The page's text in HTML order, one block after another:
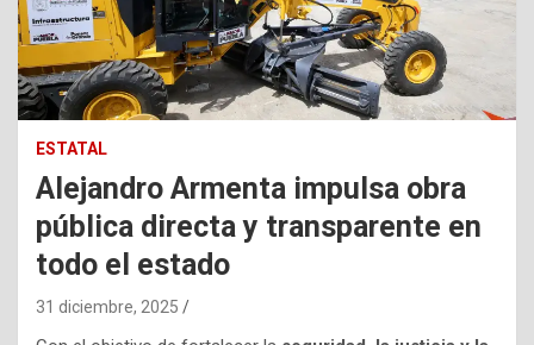
ESTATAL
Alejandro Armenta impulsa obra
pública directa y transparente en
todo el estado
31 diciembre, 2025